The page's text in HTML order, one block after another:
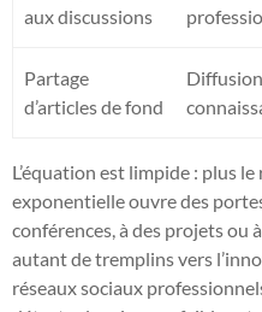
aux discussions
Partage
d’articles de fond
L’équation est limpide : plus le
exponentielle ouvre des
conférences, à des projets ou
autant de tremplins vers
réseaux sociaux